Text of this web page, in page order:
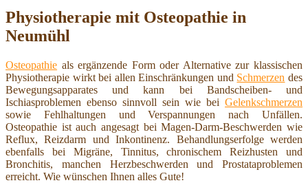
Physiotherapie mit Osteopathie in
Neumühl
Osteopathie als ergänzende Form oder Alternative zur klassischen
Physiotherapie wirkt bei allen Einschränkungen und Schmerzen des
Bewegungsapparates und kann bei Bandscheiben- und
Ischiasproblemen ebenso sinnvoll sein wie bei Gelenkschmerzen
sowie Fehlhaltungen und Verspannungen nach Unfällen.
Osteopathie ist auch angesagt bei Magen-Darm-Beschwerden wie
Reflux, Reizdarm und Inkontinenz. Behandlungserfolge werden
ebenfalls bei Migräne, Tinnitus, chronischem Reizhusten und
Bronchitis, manchen Herzbeschwerden und Prostataproblemen
erreicht. Wie wünschen Ihnen alles Gute!